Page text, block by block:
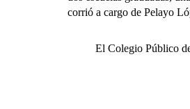
corrió a cargo de Pelayo
El Colegio Público de